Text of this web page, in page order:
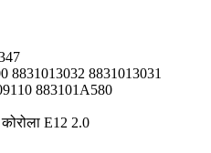
8831013032 8831013031
883101A580
कोरोला E12 2.0